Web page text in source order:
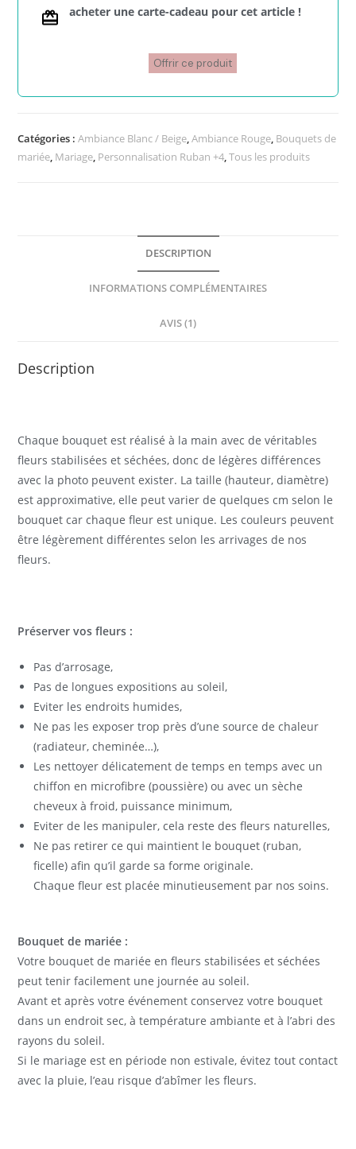
acheter une carte-cadeau pour cet article !
Offrir ce produit
Catégories :Ambiance Blanc / Beige,Ambiance Rouge, Bouquets de
mariée, Mariage, Personnalisation Ruban +4,Tous les produits
DESCRIPTION
INFORMATIONS COMPLÉMENTAIRES
AVIS (1)
Description
Chaque bouquet est réalisé à la main avec de véritables
fleurs stabilisées et séchées, donc de légères différences
avec la photo peuvent exister. La taille (hauteur, diamètre)
est approximative, elle peut varier de quelques cm selon le
bouquet car chaque fleur est unique. Les couleurs peuvent
être légèrement différentes selon les arrivages de nos
fleurs.
Préserver vos fleurs :
Pas d’arrosage,
Pas de longues expositions au soleil,
Eviter les endroits humides,
Ne pas les exposer trop près d’une source de chaleur
(radiateur, cheminée…),
Les nettoyer délicatement de temps en temps avec un
chiffon en microfibre (poussière) ou avec un sèche
cheveux à froid, puissance minimum,
Eviter de les manipuler, cela reste des fleurs naturelles,
Ne pas retirer ce qui maintient le bouquet (ruban,
ficelle) afin qu’il garde sa forme originale.
Chaque fleur est placée minutieusement par nos soins.
Bouquet de mariée :
Votre bouquet de mariée en fleurs stabilisées et séchées
peut tenir facilement une journée au soleil.
Avant et après votre événement conservez votre bouquet
dans un endroit sec, à température ambiante et à l’abri des
rayons du soleil.
Si le mariage est en période non estivale, évitez tout contact
avec la pluie, l’eau risque d’abîmer les fleurs.